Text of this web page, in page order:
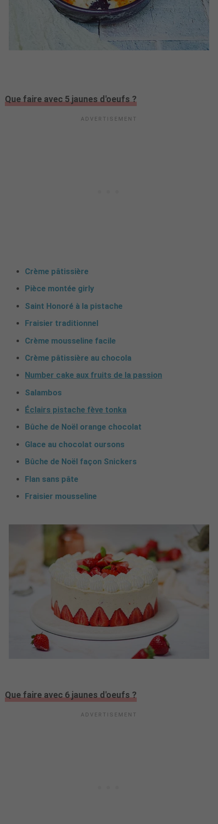
Que faire avec 5 jaunes d'oeufs ?
Crème pâtissière
Pièce montée girly
Saint Honoré à la pistache
Fraisier traditionnel
Crème mousseline facile
Crème pâtissière au chocola
Number cake aux fruits de la passion
Salambos
Éclairs pistache fève tonka
Bûche de Noël orange chocolat
Glace au chocolat oursons
Bûche de Noël façon Snickers
Flan sans pâte
Fraisier mousseline
Que faire avec 6 jaunes d'oeufs ?